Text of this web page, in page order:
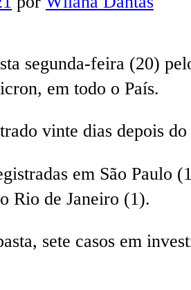
segunda-feira (20)
em todo o País.
vinte dias depois
em São Paulo
Rio de Janeiro (1).
sete casos em